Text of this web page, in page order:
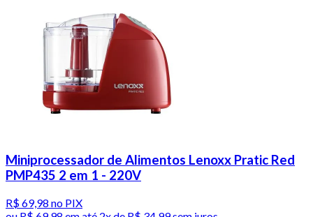
Miniprocessador de Alimentos Lenoxx Pratic Red
PMP435 2 em 1 - 220V
R$ 69,98 no PIX